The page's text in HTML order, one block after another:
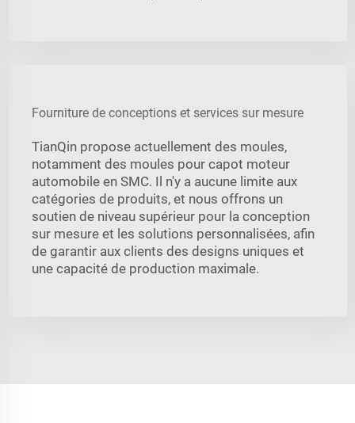
Fourniture de conceptions et services sur mesure
TianQin propose actuellement des moules,
notamment des moules pour capot moteur
automobile en SMC. Il n'y a aucune limite aux
catégories de produits, et nous offrons un
soutien de niveau supérieur pour la conception
sur mesure et les solutions personnalisées, afin
de garantir aux clients des designs uniques et
une capacité de production maximale.